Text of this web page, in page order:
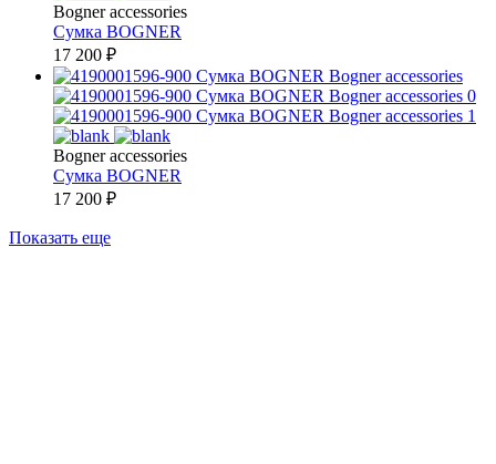
Bogner accessories
Сумка BOGNER
17 200 ₽
Bogner accessories
Сумка BOGNER
17 200 ₽
Показать еще